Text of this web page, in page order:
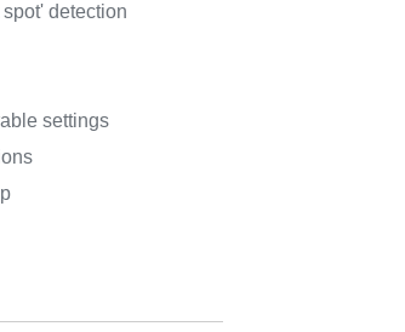
detection
settings